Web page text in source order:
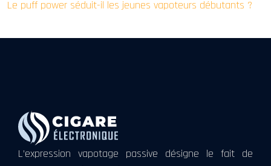
Le puff power séduit-il les jeunes vapoteurs débutants ?
L’expression vapotage passive désigne le fait de